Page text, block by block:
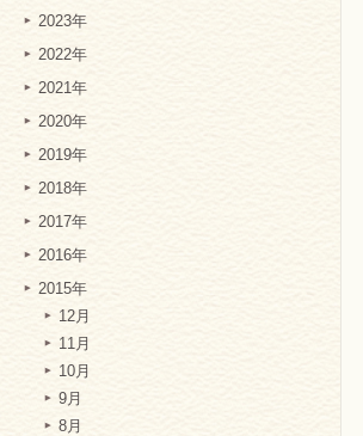
2023年
2022年
2021年
2020年
2019年
2018年
2017年
2016年
2015年
12月
11月
10月
9月
8月